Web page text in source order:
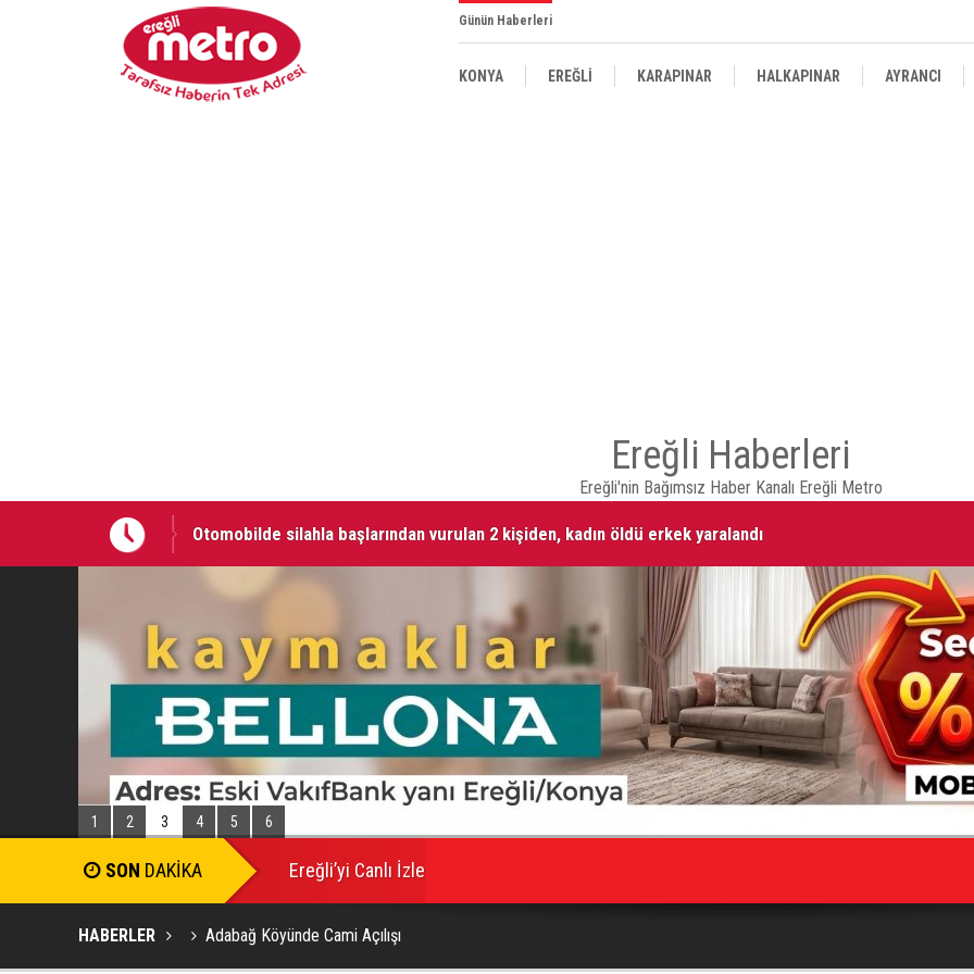
Günün Haberleri
KONYA EREĞLİ KARAPINAR HALKAPINAR AYRANCI
Ereğli Haberleri
Ereğli'nin Bağımsız Haber Kanalı Ereğli Metro
Otomobilde silahla başlarından vurulan 2 kişiden, kadın öldü erkek yaralandı
06 AĞUSTOS 2026 Tarihinde Ereğli’de Vefat Edenler
1 2 3 4 5 6
SON DAKİKA Ereğli’yi Canlı İzle
HABERLER Adabağ Köyünde Cami Açılışı